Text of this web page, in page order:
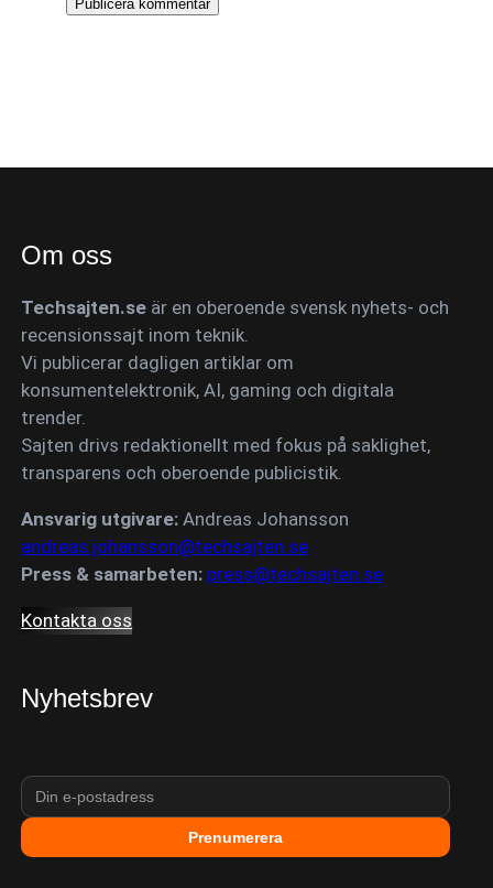
Om oss
Techsajten.se är en oberoende svensk nyhets- och
recensionssajt inom teknik.
Vi publicerar dagligen artiklar om
konsumentelektronik, AI, gaming och digitala
trender.
Sajten drivs redaktionellt med fokus på saklighet,
transparens och oberoende publicistik.
Ansvarig utgivare: Andreas Johansson
andreas.johansson@techsajten.se
Press & samarbeten: press@techsajten.se
Kontakta oss
Nyhetsbrev
Prenumerera